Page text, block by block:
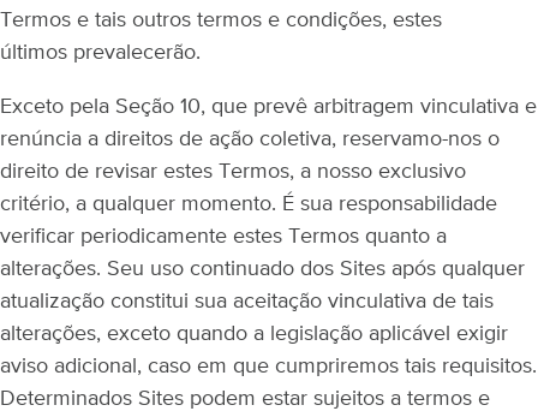
Termos e tais outros termos e condições, estes
últimos prevalecerão.
Exceto pela Seção 10, que prevê arbitragem vinculativa e
renúncia a direitos de ação coletiva, reservamo-nos o
direito de revisar estes Termos, a nosso exclusivo
critério, a qualquer momento. É sua responsabilidade
verificar periodicamente estes Termos quanto a
alterações. Seu uso continuado dos Sites após qualquer
atualização constitui sua aceitação vinculativa de tais
alterações, exceto quando a legislação aplicável exigir
aviso adicional, caso em que cumpriremos tais requisitos.
Determinados Sites podem estar sujeitos a termos e